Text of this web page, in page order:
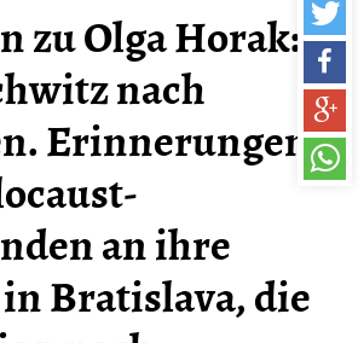
zu Olga Horak:
nach
Erinnerungen
an ihre
Bratislava, die